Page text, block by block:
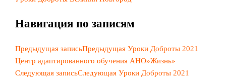
Навигация по записям
Предыдущая записьПредыдущая Уроки Доброты 2021
Центр адаптированного обучения АНО»Жизнь»
Следующая записьСледующая Уроки Доброты 2021